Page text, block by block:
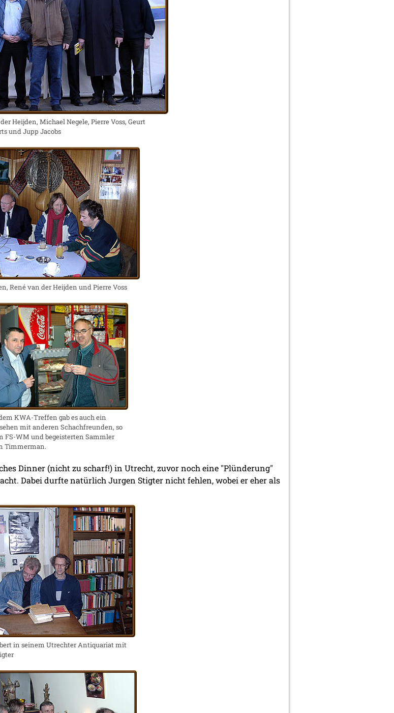
Heijden, Michael Negele, Pierre Voss, Geurt
und Jupp Jacobs
René van der Heijden und Pierre Voss
KWA-Treffen gab es auch ein
mit anderen Schachfreunden, so
FS-WM und begeisterten Sammler
Timmerman.
Dinner (nicht zu scharf!) in Utrecht, zuvor noch eine "Plünderung"
Dabei durfte natürlich Jurgen Stigter nicht fehlen, wobei er eher als
in seinem Utrechter Antiquariat mit